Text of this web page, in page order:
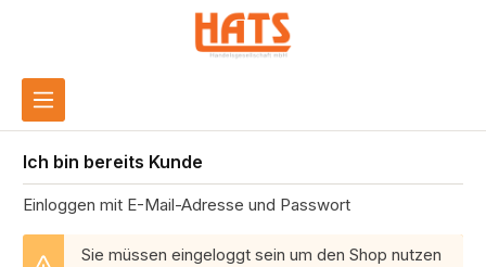
Ich bin bereits Kunde
Einloggen mit E-Mail-Adresse und Passwort
Sie müssen eingeloggt sein um den Shop nutzen